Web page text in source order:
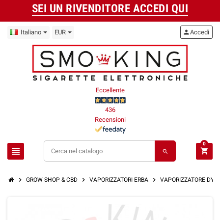
SEI UN RIVENDITORE ACCEDI QUI
Italiano EUR
Eccellente
436
Recensioni
view_headline search
personAccedi
shopping_cart
0
chevron_right GROW SHOP & CBD chevron_right VAPORIZZATORI ERBA chevron_right VAPORIZZATORE